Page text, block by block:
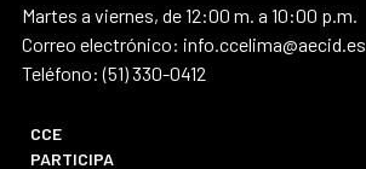
Martes a viernes, de 12:00 m. a 10:00 p.m.
Correo electrónico: info.ccelima@aecid.es
Teléfono: (51) 330-0412
CCE
PARTICIPA